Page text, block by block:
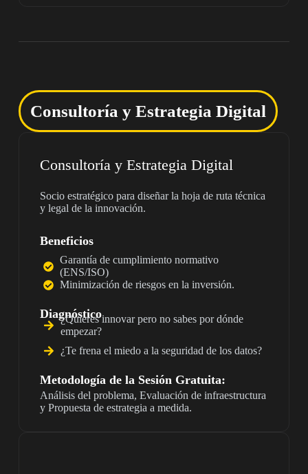
Consultoría y Estrategia Digital
Consultoría y Estrategia Digital
Socio estratégico para diseñar la hoja de ruta técnica
y legal de la innovación.
Beneficios
Garantía de cumplimiento normativo
(ENS/ISO)
Minimización de riesgos en la inversión.
Diagnóstico
¿Quieres innovar pero no sabes por dónde
empezar?
¿Te frena el miedo a la seguridad de los datos?
Metodología de la Sesión Gratuita:
Análisis del problema, Evaluación de infraestructura
y Propuesta de estrategia a medida.